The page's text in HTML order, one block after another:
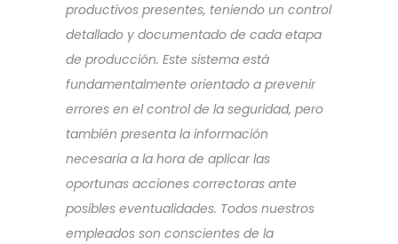
productivos presentes, teniendo un control
detallado y documentado de cada etapa
de producción. Este sistema está
fundamentalmente orientado a prevenir
errores en el control de la seguridad, pero
también presenta la información
necesaria a la hora de aplicar las
oportunas acciones correctoras ante
posibles eventualidades. Todos nuestros
empleados son conscientes de la